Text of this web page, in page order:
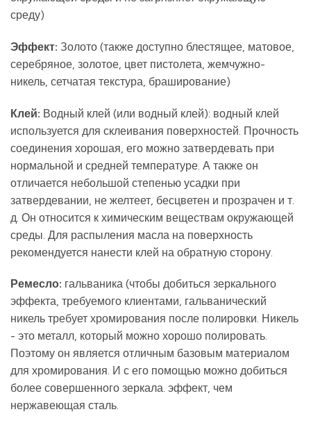
среду)
Эффект: Золото (также доступно блестящее, матовое,
серебряное, золотое, цвет пистолета, жемчужно-
никель, сетчатая текстура, браширование)
Клей: Водный клей (или водный клей): водный клей
используется для склеивания поверхностей. Прочность
соединения хорошая, его можно затвердевать при
нормальной и средней температуре. А также он
отличается небольшой степенью усадки при
затвердевании, не желтеет, бесцветен и прозрачен и т.
д. Он относится к химическим веществам окружающей
среды. Для распыления масла на поверхность
рекомендуется нанести клей на обратную сторону.
Ремесло: гальваника (чтобы добиться зеркального
эффекта, требуемого клиентами, гальванический
никель требует хромирования после полировки. Никель
- это металл, который можно хорошо полировать.
Поэтому он является отличным базовым материалом
для хромирования. И с его помощью можно добиться
более совершенного зеркала. эффект, чем
нержавеющая сталь.